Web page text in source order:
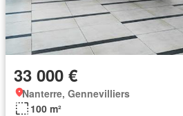
33 000 €
Nanterre, Gennevilliers
100 m²